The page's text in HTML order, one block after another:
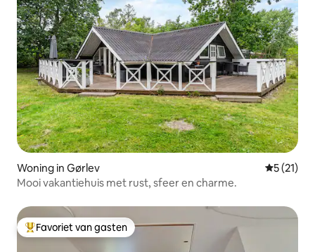
Woning in Gørlev
5 (21)
Mooi vakantiehuis met rust, sfeer en charme.
Topfavoriet van gasten
Favoriet van gasten